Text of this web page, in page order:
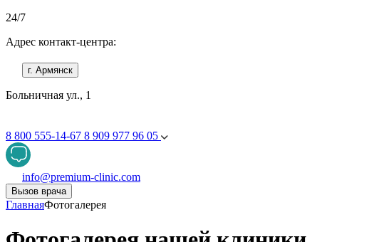
24/7
Адрес контакт-центра:
г. Армянск
Больничная ул., 1
8 800 555-14-67 8 909 977 96 05
info@premium-clinic.com
Вызов врача
ГлавнаяФотогалерея